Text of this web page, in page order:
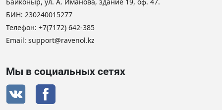
БИН: 230240015277
Телефон: +7(7172) 642-385
Email: support@ravenol.kz
Мы в социальных сетях